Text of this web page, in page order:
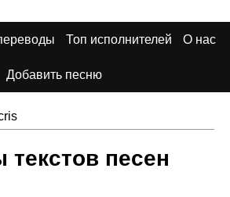
Топ исполнителей О нас
Добавить песню
песен